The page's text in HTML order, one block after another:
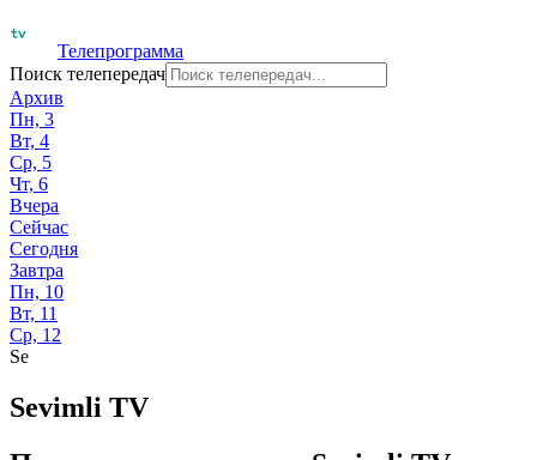
Телепрограмма
Поиск телепередач
Архив
Пн, 3
Вт, 4
Ср, 5
Чт, 6
Вчера
Сейчас
Сегодня
Завтра
Пн, 10
Вт, 11
Ср, 12
Se
Sevimli TV